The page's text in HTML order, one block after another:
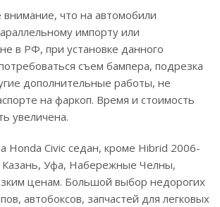
что на автомобили
импорту или
в РФ, при установке данного
съем бампера, подрезка
дополнительные работы, не
на фаркоп. Время и стоимость
увеличена.
Honda Civic седан, кроме Hibrid 2006-
Казань, Уфа, Набережные Челны,
ценам. Большой выбор недорогих
автобоксов, запчастей для легковых